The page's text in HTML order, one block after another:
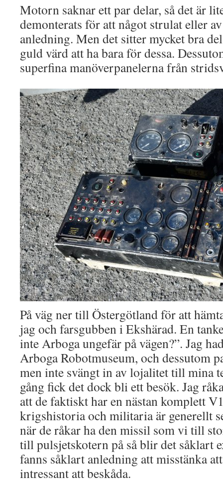
Motorn saknar ett par delar, så det är
demonterats för att något strulat eller
anledning. Men det sitter mycket bra
guld värd att ha bara för dessa.
superfina manöverpanelerna från
På väg ner till Östergötland för att
jag och farsgubben i Ekshärad. En
inte Arboga ungefär på vägen?”. Jag
Arboga Robotmuseum, och dessutom
men inte svängt in av lojalitet till mina
gång fick det dock bli ett besök. Jag
att de faktiskt har en nästan komplett
krigshistoria och militaria är generellt
när de råkar ha den missil som vi till
till pulsjetskotern på så blir det såklart
fanns såklart anledning att misstänka
intressant att beskåda.